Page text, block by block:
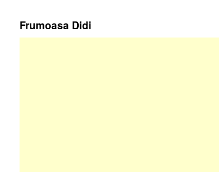
Frumoasa Didi